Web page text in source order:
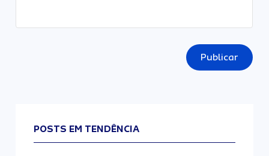
Publicar
POSTS EM TENDÊNCIA